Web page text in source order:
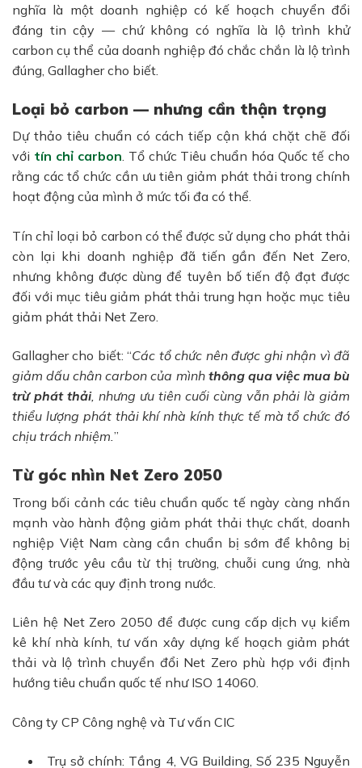
nghĩa là một doanh nghiệp có kế hoạch chuyển đổi
đáng tin cậy — chứ không có nghĩa là lộ trình khử
carbon cụ thể của doanh nghiệp đó chắc chắn là lộ trình
đúng, Gallagher cho biết.
Loại bỏ carbon — nhưng cần thận trọng
Dự thảo tiêu chuẩn có cách tiếp cận khá chặt chẽ đối
với tín chỉ carbon. Tổ chức Tiêu chuẩn hóa Quốc tế cho
rằng các tổ chức cần ưu tiêngiảm phát thải trong chính
hoạt động của mình ở mức tối đa có thể.
Tín chỉ loại bỏ carbon có thể được sử dụng cho phát thải
còn lại khi doanh nghiệp đã tiến gần đến Net Zero,
nhưng không được dùng để tuyên bố tiến độ đạt được
đối với mục tiêu giảm phát thải trung hạn hoặc mục tiêu
giảm phát thải Net Zero
Gallagher cho biết: “Các tổ chức nên được ghi nhận vì đã
giảm dấu chân carbon của mìnhthông qua việc mua bù
trừ phát thải, nhưng ưu tiên cuối cùng vẫn phải là giảm
thiểu lượng phát thải khí nhà kính thực tế mà tổ chức đó
chịu trách nhiệm.”
Từ góc nhìn Net Zero 2050
Trong bối cảnh các tiêu chuẩn quốc tế ngày càng nhấn
mạnh vào hành động giảm phát thải thực chất, doanh
nghiệp Việt Nam càng cần chuẩn bị sớm để không bị
động trước yêu cầu từ thị trường, chuỗi cung ứng, nhà
đầu tư và các quy định trong nước.
Liên hệ Net Zero 2050 để được cung cấp dịch vụ kiểm
kê khí nhà kính, tư vấn xây dựng kế hoạch giảm phát
thải và lộ trình chuyển đổi Net Zero phù hợp với định
hướng tiêu chuẩn quốc tế như ISO 14060.
Công ty CP Công nghệ và Tư vấn CIC
Trụ sở chính: Tầng 4, VG Building, Số 235 Nguyễn